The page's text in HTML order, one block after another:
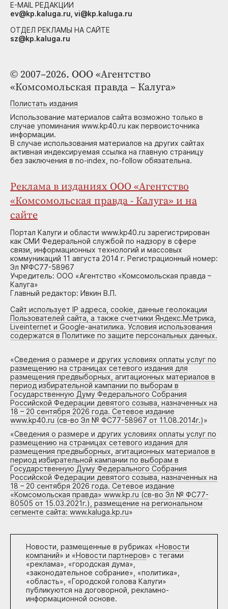
© 2007–2026. ООО «Агентство
«Комсомольская правда – Калуга»
Полистать издания
Использование материалов сайта возможно только в
случае упоминания www.kp40.ru как первоисточника
информации.
В случае использования материалов на других сайтах
активная индексируемая ссылка на главную страницу
без заключения в no-index, no-follow обязательна.
Реклама в изданиях ООО «Агентство
«Комсомольская правда - Калуга» и на
сайте
Портал Калуги и области www.kp40.ru зарегистрирован
как СМИ Федеральной службой по надзору в сфере
связи, информационных технологий и массовых
коммуникаций 11 августа 2014 г. Регистрационный номер:
Эл №ФС77-58967
Учредитель: ООО «Агентство «Комсомольская правда –
Калуга»
Главный редактор: Ивкин В.П.
Сайт использует IP адреса, cookie, данные геолокации
Пользователей сайта, а также счетчики Яндекс.Метрика,
Liveinternet и Google-анатилика. Условия использования
содержатся в Политике по защите персональных данных.
«Сведения о размере и других условиях оплаты услуг по
размещению на страницах сетевого издания для
размещения предвыборных, агитационных материалов в
период избирательной кампании по выборам в
Государственную Думу Федерального Собрания
Российской Федерации девятого созыва, назначенных на
18 – 20 сентября 2026 года. Сетевое издание
www.kp40.ru (св-во Эл № ФС77-58967 от 11.08.2014г.)»
«Сведения о размере и других условиях оплаты услуг по
размещению на страницах сетевого издания для
размещения предвыборных, агитационных материалов в
период избирательной кампании по выборам в
Государственную Думу Федерального Собрания
Российской Федерации девятого созыва, назначенных на
18 – 20 сентября 2026 года. Сетевое издание
«Комсомольская правда» www.kp.ru (св-во Эл № ФС77-
80505 от 15.03.2021г.), размещение на региональном
сегменте сайта: www.kaluga.kp.ru»
Новости, размещенные в рубриках «Новости
компаний» и «Новости партнеров» с тегами
«реклама», «городская дума»,
«законодательное собрание», «политика»,
«область», «Городской голова Калуги»
публикуются на договорной, рекламно-
информационной основе.
E-MAIL РЕДАКЦИИ
ev@kp.kaluga.ru, vi@kp.kaluga.ru
ОТДЕЛ РЕКЛАМЫ НА САЙТЕ
sz@kp.kaluga.ru